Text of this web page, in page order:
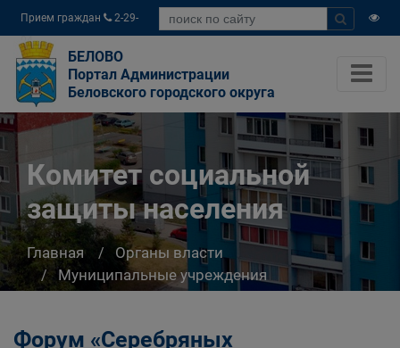
Прием граждан
2-29-
04
БЕЛОВО
Портал Администрации
Беловского городского округа
Комитет социальной
защиты населения
Главная
Органы власти
Муниципальные учреждения
Комитет социальной защиты населения
Форум «Серебряных